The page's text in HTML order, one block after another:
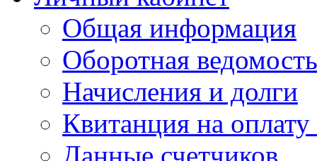
Общая информация
Оборотная ведомость
Начисления и долги
Квитанция на
Данные счетчиков